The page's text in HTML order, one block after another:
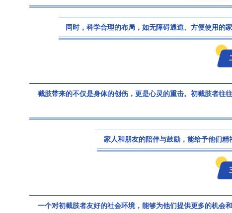
同时，科学合理的布局，如无障碍通道、方便使用的
截肢带来的不仅是身体的创伤，更是心灵的重击。初截肢者往
家人和朋友的陪伴与鼓励，能给予他们精
一个对初截肢者友好的社会环境，能够为他们提供更多的机会